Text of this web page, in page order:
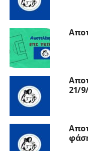
21/